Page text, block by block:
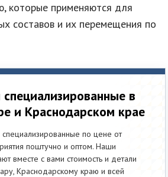
которые применяются для
составов и их перемещения по
в
и Краснодарском крае
по цене от
поштучно и оптом. Наши
вместе с вами стоимость и детали
Краснодарскому краю и всей